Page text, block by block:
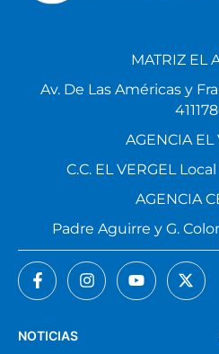
NOTICIAS
MATRIZ EL
Av. De Las Américas y
AGENCIA EL
C.C. EL VERGEL
AGENCIA
Padre Aguirre y G.